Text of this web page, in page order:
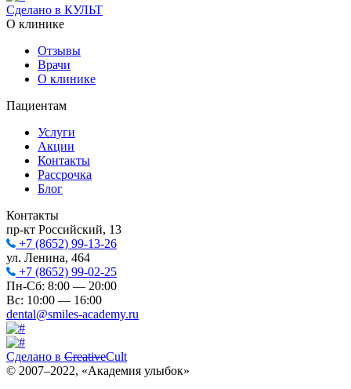
Сделано в КУЛЬТ
О клинике
Отзывы
Врачи
О клинике
Пациентам
Услуги
Акции
Контакты
Рассрочка
Блог
Контакты
пр-кт Российский, 13
+7 (8652) 99-13-26
ул. Ленина, 464
+7 (8652) 99-02-25
Пн-Сб: 8:00 — 20:00
Вс: 10:00 — 16:00
dental@smiles-academy.ru
Сделано в CreativeCult
© 2007–2022, «Академия улыбок»